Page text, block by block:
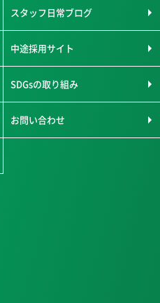
スタッフ日常ブログ
中途採用サイト
SDGsの取り組み
お問い合わせ